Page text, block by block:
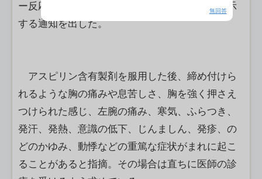
ー反応に伴う急性冠症候群」を追記するよう指示
する通知を出した。
アスピリン含有製剤を服用した後、締め付けら
れるような胸の痛みや息苦しさ、胸を強く押さえ
つけられた感じ、左腕の痛み、寒気、ふらつき、
発汗、発熱、意識の低下、じんましん、発疹、の
どのかゆみ、動悸などの重篤な症状がまれに起こ
ることがあると指摘。その場合は直ちに医師の診
無回答